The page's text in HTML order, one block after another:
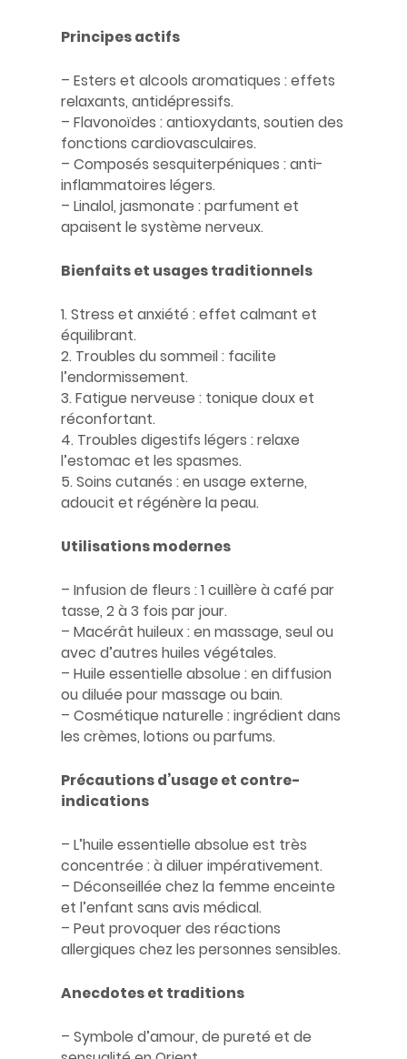
Principes actifs
– Esters et alcools aromatiques : effets
relaxants, antidépressifs.
– Flavonoïdes : antioxydants, soutien des
fonctions cardiovasculaires.
– Composés sesquiterpéniques : anti-
inflammatoires légers.
– Linalol, jasmonate : parfument et
apaisent le système nerveux.
Bienfaits et usages traditionnels
1. Stress et anxiété : effet calmant et
équilibrant.
2. Troubles du sommeil : facilite
l’endormissement.
3. Fatigue nerveuse : tonique doux et
réconfortant.
4. Troubles digestifs légers : relaxe
l’estomac et les spasmes.
5. Soins cutanés : en usage externe,
adoucit et régénère la peau.
Utilisations modernes
– Infusion de fleurs : 1 cuillère à café par
tasse, 2 à 3 fois par jour.
– Macérât huileux : en massage, seul ou
avec d’autres huiles végétales.
– Huile essentielle absolue : en diffusion
ou diluée pour massage ou bain.
– Cosmétique naturelle : ingrédient dans
les crèmes, lotions ou parfums.
Précautions d’usage et contre-
indications
– L’huile essentielle absolue est très
concentrée : à diluer impérativement.
– Déconseillée chez la femme enceinte
et l’enfant sans avis médical.
– Peut provoquer des réactions
allergiques chez les personnes sensibles.
Anecdotes et traditions
– Symbole d’amour, de pureté et de